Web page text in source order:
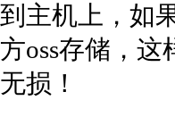
主机上，如
oss存储，
损！